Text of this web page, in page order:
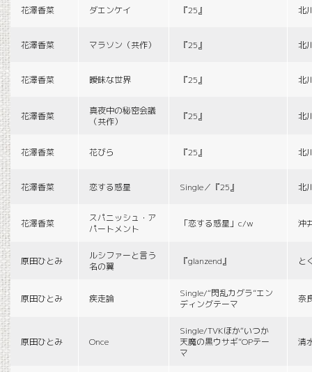
花澤香菜 ダエンケイ 『25』 北
花澤香菜 マラソン（共作） 『25』 北
花澤香菜 曖昧な世界 『25』 北
花澤香菜
真夜中の秘密会議
（共作）
『25』 北
花澤香菜 花びら 『25』 北
花澤香菜 恋する惑星 Single／『25』 北
花澤香菜
スパニッシュ・ア
パートメント
「恋する惑星」c/w 沖
原田ひとみ
ルシファーと言う
名の翼
『glanzend』 と
原田ひとみ 疾走論
Single/“閃乱カグラ”エン
ディングテーマ
奈
原田ひとみ Once
Single/TVKほか“いつか
天魔の黒ウサギ”OPテー
マ
清